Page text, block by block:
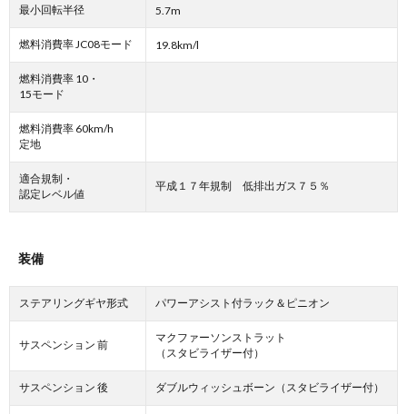
最小回転半径 5.7m
燃料消費率 JC08モード 19.8km/l
燃料消費率 10・
15モード
燃料消費率 60km/h
定地
適合規制・
認定レベル値
平成１７年規制 低排出ガス７５％
装備
ステアリングギヤ形式 パワーアシスト付ラック＆ピニオン
サスペンション 前
マクファーソンストラット
（スタビライザー付）
サスペンション 後 ダブルウィッシュボーン（スタビライザー付）